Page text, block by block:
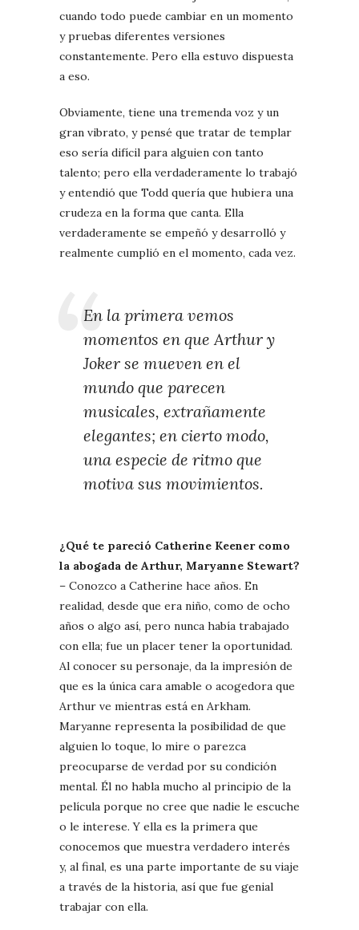
cuando todo puede cambiar en un momento
y pruebas diferentes versiones
constantemente. Pero ella estuvo dispuesta
a eso.
Obviamente, tiene una tremenda voz y un
gran vibrato, y pensé que tratar de templar
eso sería difícil para alguien con tanto
talento; pero ella verdaderamente lo trabajó
y entendió que Todd quería que hubiera una
crudeza en la forma que canta. Ella
verdaderamente se empeñó y desarrolló y
realmente cumplió en el momento, cada vez.
En la primera vemos
momentos en que Arthur y
Joker se mueven en el
mundo que parecen
musicales, extrañamente
elegantes; en cierto modo,
una especie de ritmo que
motiva sus movimientos.
¿Qué te pareció Catherine Keener como
la abogada de Arthur, Maryanne Stewart?
– Conozco a Catherine hace años. En
realidad, desde que era niño, como de ocho
años o algo así, pero nunca había trabajado
con ella; fue un placer tener la oportunidad.
Al conocer su personaje, da la impresión de
que es la única cara amable o acogedora que
Arthur ve mientras está en Arkham.
Maryanne representa la posibilidad de que
alguien lo toque, lo mire o parezca
preocuparse de verdad por su condición
mental. Él no habla mucho al principio de la
película porque no cree que nadie le escuche
o le interese. Y ella es la primera que
conocemos que muestra verdadero interés
y, al final, es una parte importante de su viaje
a través de la historia, así que fue genial
trabajar con ella.